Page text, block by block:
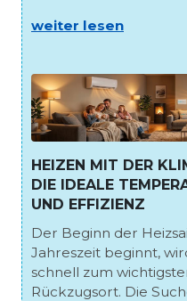
weiter lesen
HEIZEN MIT DER
DIE IDEALE
UND EFFIZIENZ
Der Beginn der
Jahreszeit beginnt,
schnell zum
Rückzugsort. Die